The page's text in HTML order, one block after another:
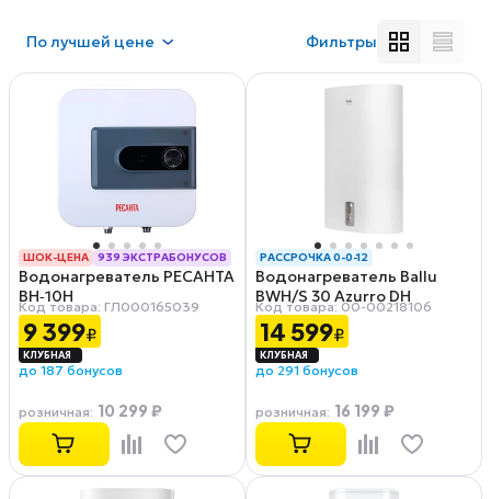
Получшей цене Фильтры
ШОК-ЦЕНА
939 ЭКСТРАБОНУСОВ
РАССРОЧКА 0-0-12
Водонагреватель РЕСАНТА
ВН‑10Н
Код товара: ГЛ000165039
9 399₽
до 187 бонусов
розничная: 10 299 ₽
РАССРОЧКА 0-0-12
Водонагреватель Ballu
BWH/S 30 Azurro DH
Код товара: 00-00218106
14 599₽
до 291 бонусов
розничная: 16 199 ₽